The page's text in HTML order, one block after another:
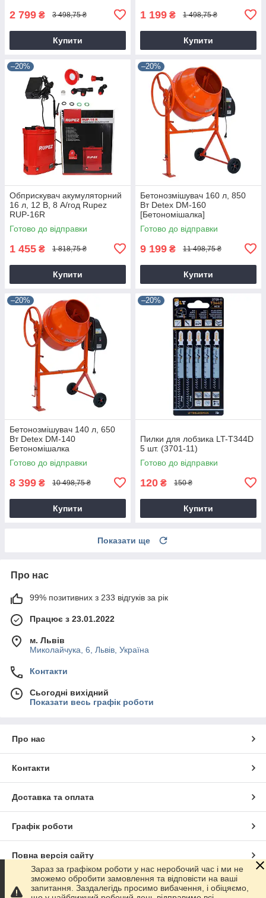
2 799 ₴ 3 498,75 ₴
Купити
1 199 ₴ 1 498,75 ₴
Купити
–20%
Обприскувач акумуляторний
16 л, 12 В, 8 А/год Rupez
RUP-16R
Готово до відправки
1 455 ₴ 1 818,75 ₴
Купити
–20%
Бетонозмішувач 160 л, 850
Вт Detex DM-160
[Бетономішалка]
Готово до відправки
9 199 ₴ 11 498,75 ₴
Купити
–20%
Бетонозмішувач 140 л, 650
Вт Detex DM-140
Бетономішалка
Готово до відправки
8 399 ₴ 10 498,75 ₴
Купити
–20%
Пилки для лобзика LT-T344D
5 шт. (3701-11)
Готово до відправки
120 ₴ 150 ₴
Купити
Показати ще
Про нас
99% позитивних з 233 відгуків за рік
Працює з 23.01.2022
м. Львів
Миколайчука, 6, Львів, Україна
Контакти
Сьогодні вихідний
Показати весь графік роботи
Про нас
Контакти
Доставка та оплата
Графік роботи
Повна версія сайту
Сайт створено на маркетплейсіProm.ua
Зараз за графіком роботи у нас неробочий час і ми не
зможемо обробити замовлення та відповісти на ваші
запитання. Заздалегідь просимо вибачення, і обіцяємо,